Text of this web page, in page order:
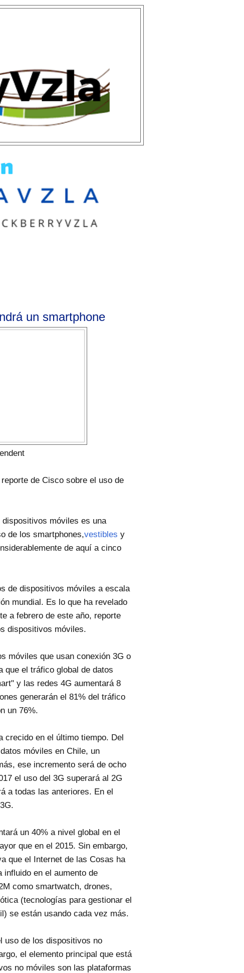
un smartphone
de Cisco sobre el uso de
móviles es una
de los smartphones,vestibles y
de aquí a cinco
de dispositivos móviles a escala
mundial. Es lo que ha revelado
a febrero de este año, reporte
dispositivos móviles.
móviles que usan conexión 3G o
que el tráfico global de datos
y las redes 4G aumentará 8
generarán el 81% del tráfico
un 76%.
crecido en el último tiempo. Del
móviles en Chile, un
ese incremento será de ocho
el uso del 3G superará al 2G
a todas las anteriores. En el
un 40% a nivel global en el
que en el 2015. Sin embargo,
que el Internet de las Cosas ha
en el aumento de
como smartwatch, drones,
(tecnologías para gestionar el
se están usando cada vez más.
uso de los dispositivos no
el elemento principal que está
no móviles son las plataformas